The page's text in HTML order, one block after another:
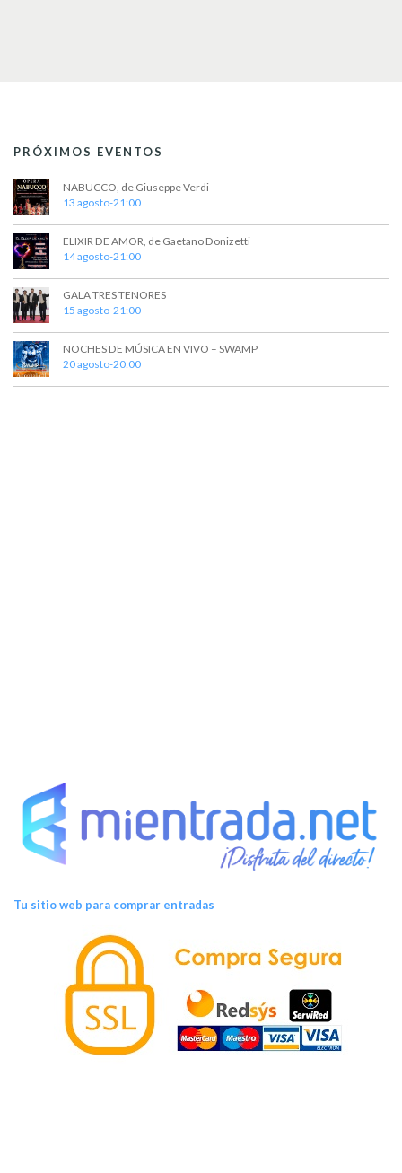
PRÓXIMOS EVENTOS
NABUCCO, de Giuseppe Verdi
13 agosto-21:00
ELIXIR DE AMOR, de Gaetano Donizetti
14 agosto-21:00
GALA TRES TENORES
15 agosto-21:00
NOCHES DE MÚSICA EN VIVO – SWAMP
20 agosto-20:00
Tu sitio web para comprar entradas